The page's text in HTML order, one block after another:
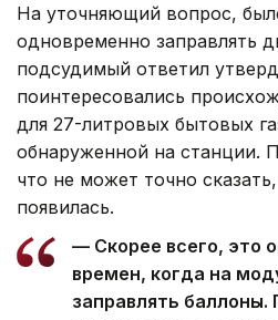
На уточняющий вопрос,
одновременно заправлять
подсудимый ответил
поинтересовались
для 27-литровых бытовых
обнаруженной на станции.
что не может точно
появилась.
— Скорее всего, это
времен, когда на
заправлять